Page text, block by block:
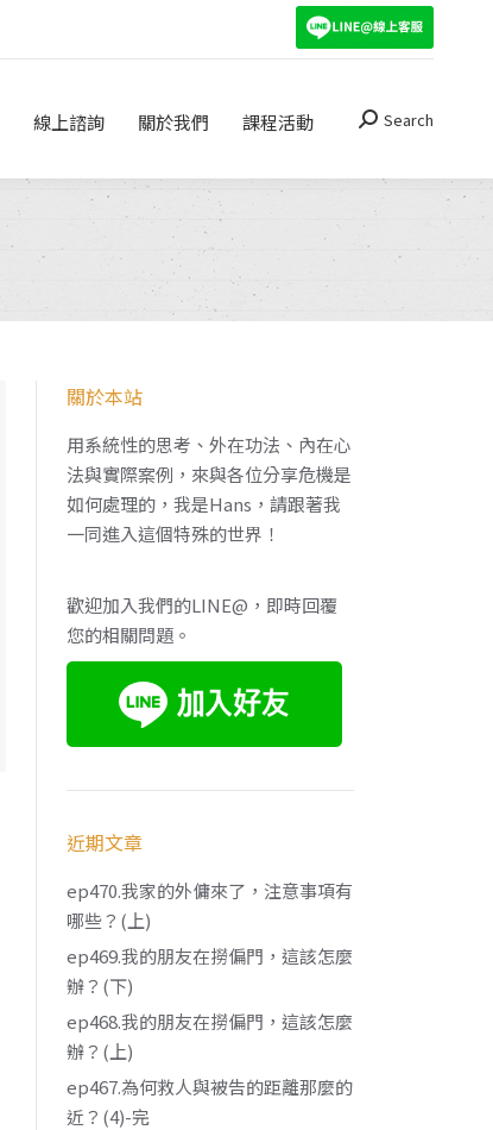
線上諮詢 關於我們 課程活動 Search:
Search
關於本站
用系統性的思考、外在功法、內在心
法與實際案例，來與各位分享危機是
如何處理的，我是Hans，請跟著我
一同進入這個特殊的世界！
歡迎加入我們的LINE@，即時回覆
您的相關問題。
近期文章
ep470.我家的外傭來了，注意事項有
哪些？(上)
ep469.我的朋友在撈偏門，這該怎麼
辦？(下)
ep468.我的朋友在撈偏門，這該怎麼
辦？(上)
ep467.為何救人與被告的距離那麼的
近？(4)-完